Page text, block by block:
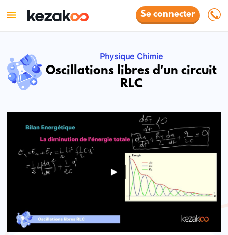
Se connecter
Physique Chimie
Oscillations libres d'un circuit
RLC